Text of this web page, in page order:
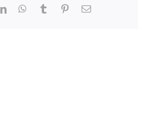
LinkedInWhatsApp
Tumblr PinterestEmail